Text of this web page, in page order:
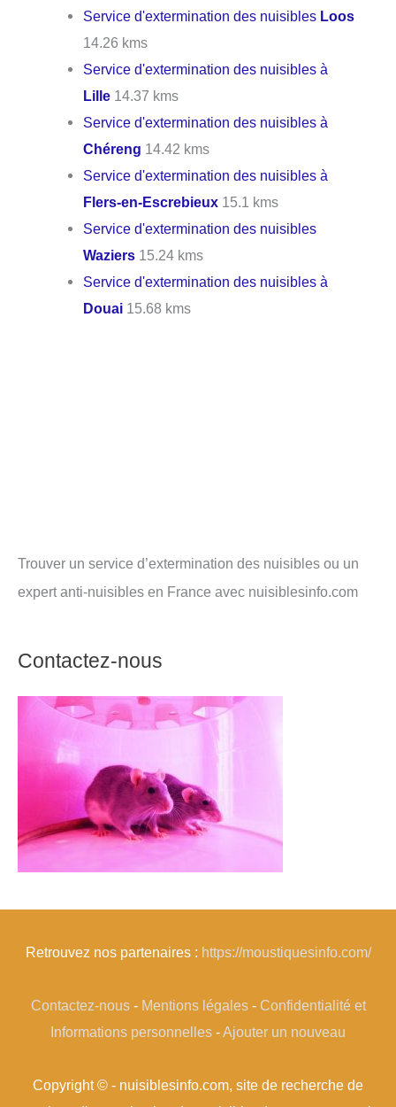
Service d'extermination des nuisibles Loos
14.26 kms
Service d'extermination des nuisibles à
Lille 14.37 kms
Service d'extermination des nuisibles à
Chéreng 14.42 kms
Service d'extermination des nuisibles à
Flers-en-Escrebieux 15.1 kms
Service d'extermination des nuisibles
Waziers 15.24 kms
Service d'extermination des nuisibles à
Douai 15.68 kms
Trouver un service d’extermination des nuisibles ou un
expert anti-nuisibles en France avec nuisiblesinfo.com
Contactez-nous
Retrouvez nos partenaires : https://moustiquesinfo.com/
Contactez-nous- Mentions légales- Confidentialité et
Informations personnelles -Ajouter un nouveau
Copyright © - nuisiblesinfo.com, site de recherche de